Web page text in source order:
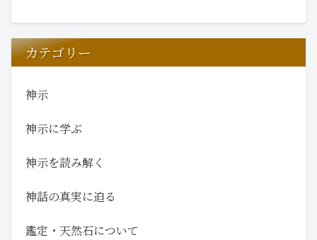
カテゴリー
神示
神示に学ぶ
神示を読み解く
神話の真実に迫る
鑑定・天然石について